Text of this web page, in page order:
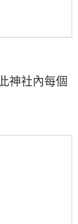
神社內每個